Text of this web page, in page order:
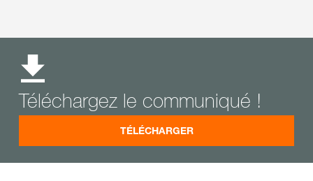
Téléchargez le communiqué !
TÉLÉCHARGER